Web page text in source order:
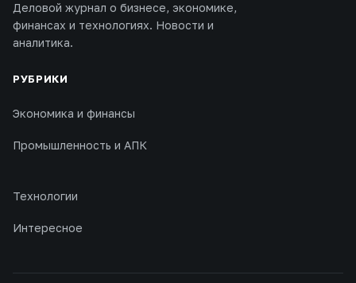
Деловой журнал о бизнесе, экономике,
финансах и технологиях. Новости и
аналитика.
РУБРИКИ
Экономика и финансы
Промышленность и АПК
Технологии
Интересное